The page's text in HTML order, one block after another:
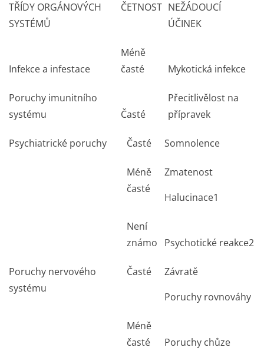
TŘÍDY ORGÁNOVÝCH
SYSTÉMŮ
ČETNOST NEŽÁDOUCÍ
ÚČINEK
Infekce a infestace
Méně
časté
Mykotická infekce
Poruchy imunitního
systému
Časté
Přecitlivělost na
přípravek
Psychiatrické poruchy Časté Somnolence
Méně
časté
Zmatenost
Halucinace1
Není
známo
Psychotické reakce2
Poruchy nervového
systému
Časté
Závratě
Poruchy rovnováhy
Méně
časté
Poruchy chůze